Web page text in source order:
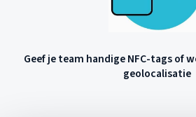
Geef je team handige NFC-tags of
geolocalisatie